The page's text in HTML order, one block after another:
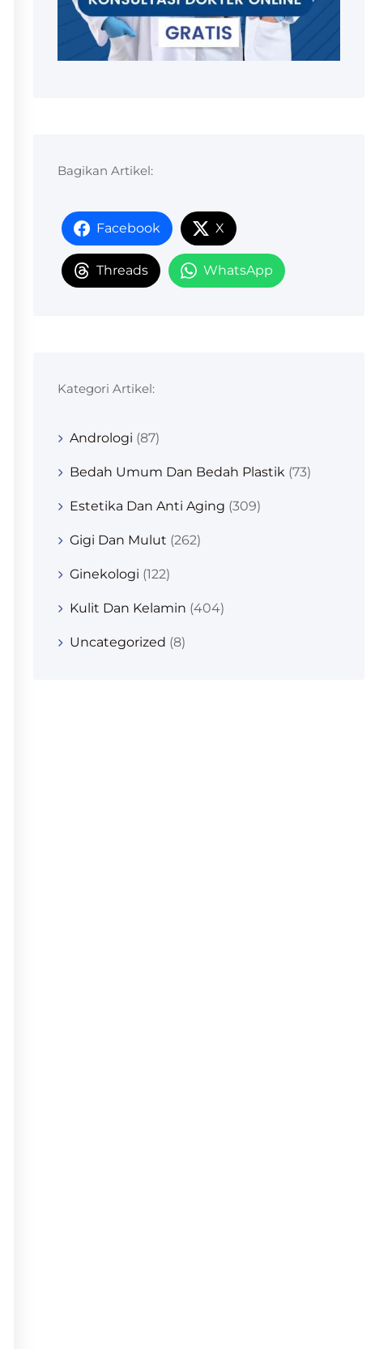
Bagikan Artikel:
Facebook X
Threads WhatsApp
Kategori Artikel:
Andrologi (87)
Bedah Umum Dan Bedah Plastik (73)
Estetika Dan Anti Aging (309)
Gigi Dan Mulut (262)
Ginekologi (122)
Kulit Dan Kelamin (404)
Uncategorized (8)